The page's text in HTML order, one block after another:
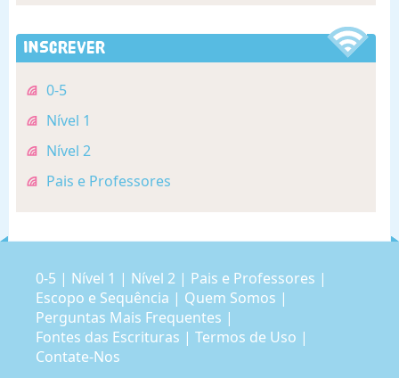
Inscrever
0-5
Nível 1
Nível 2
Pais e Professores
0-5 | Nível 1 | Nível 2 | Pais e Professores |
Escopo e Sequência | Quem Somos |
Perguntas Mais Frequentes |
Fontes das Escrituras | Termos de Uso |
Contate-Nos